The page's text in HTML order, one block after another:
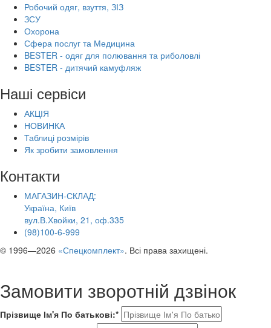
Робочий одяг, взуття, ЗІЗ
ЗСУ
Охорона
Сфера послуг та Медицина
BESTER - одяг для полювання та риболовлі
BESTER - дитячий камуфляж
Наші сервіси
АКЦІЯ
НОВИНКА
Таблиці розмірів
Як зробити замовлення
Контакти
МАГАЗИН-СКЛАД:
Україна, Київ
вул.В.Хвойки, 21, оф.335
(98)100-6-999
© 1996—2026 «Спецкомплект». Всі права захищені.
Замовити зворотній дзвінок
Прізвище Ім'я По батькові:*